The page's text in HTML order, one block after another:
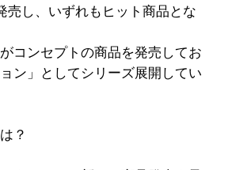
売し、いずれもヒット商品とな
コンセプトの商品を発売してお
ン」としてシリーズ展開してい
？